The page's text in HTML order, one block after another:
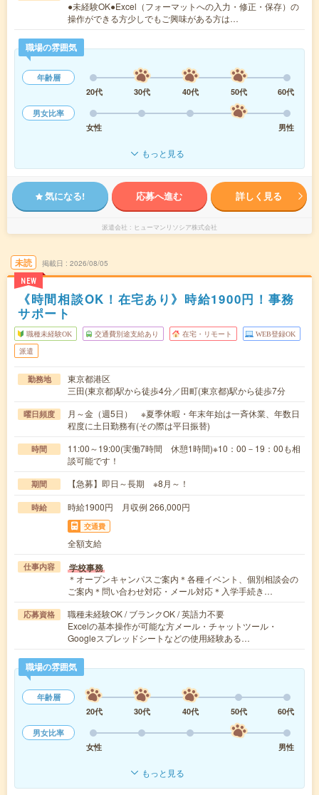
●未経験OK●Excel（フォーマットへの入力・修正・保存）の
操作ができる方少しでもご興味がある方は…
職場の雰囲気
年齢層
20代
30代 40代 50代
60代
男女比率
女性
男性
もっと見る
気になる! 応募へ進む 詳しく見る
派遣会社 ヒューマンリソシア株式会社
未読
NEW
掲載日 2026/08/05
《時間相談OK！在宅あり》時給1900円！事務
サポート
職種未経験OK 交通費別途支給あり 在宅・リモート WEB登録OK
派遣
勤務地
東京都港区
三田(東京都)駅から徒歩4分／田町(東京都)駅から徒歩7分
曜日頻度
月～金（週5日） ※夏季休暇・年末年始は一斉休業、年数日
程度に土日勤務有(その際は平日振替)
時間
11:00～19:00(実働7時間 休憩1時間)※10：00－19：00も相
談可能です！
期間 【急募】即日～長期 ※8月～！
時給 時給1900円 月収例 266,000円
交通費
全額支給
仕事内容 学校事務
＊オープンキャンパスご案内＊各種イベント、個別相談会の
ご案内＊問い合わせ対応・メール対応＊入学手続き…
応募資格
職種未経験OK / ブランクOK / 英語力不要
Excelの基本操作が可能な方メール・チャットツール・
Googleスプレッドシートなどの使用経験ある…
職場の雰囲気
年齢層
20代
30代 40代 50代
60代
男女比率
女性
男性
もっと見る